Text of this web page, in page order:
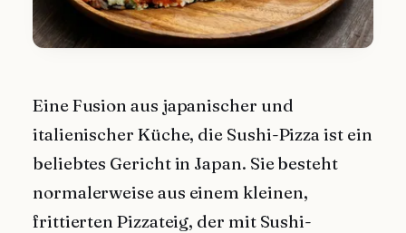
Eine Fusion aus japanischer und
italienischer Küche, die Sushi-Pizza ist ein
beliebtes Gericht in Japan. Sie besteht
normalerweise aus einem kleinen,
frittierten Pizzateig, der mit Sushi-